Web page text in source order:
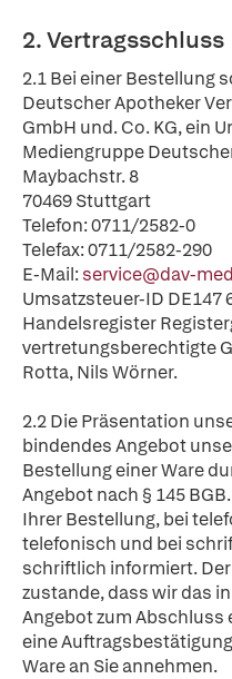
2. Vertragsschluss
2.1 Bei einer Bestellung
Deutscher Apotheker
GmbH und. Co. KG, ein
Mediengruppe
Maybachstr. 8
70469 Stuttgart
Telefon: 0711/2582-0
Telefax: 0711/2582-290
E-Mail:service@dav-
Umsatzsteuer-ID DE147
Handelsregister
vertretungsberechtigte
Rotta, Nils Wörner.
2.2 Die Präsentation
bindendes Angebot
Bestellung einer Ware
Angebot nach § 145
Ihrer Bestellung, bei
telefonisch und bei
schriftlich informiert.
zustande, dass wir das
Angebot zum Abschluss
eine
Ware an Sie annehmen.